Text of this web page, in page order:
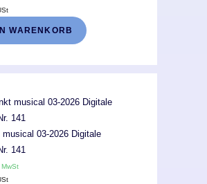
WARENKORB
musical 03-2026 Digitale
141
MwSt